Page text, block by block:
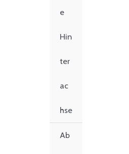
e
Hin
ter
ac
hse
Ab